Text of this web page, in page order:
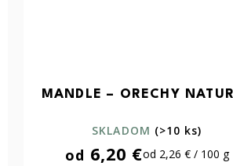
MANDLE – ORECHY
SKLADOM (>10 ks)
od 6,20 €od 2,26 € / 100 g